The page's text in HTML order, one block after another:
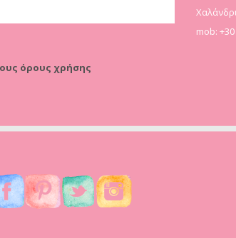
όρους χρήσης
mob: